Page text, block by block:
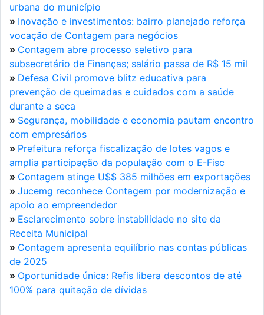
urbana do município
» Inovação e investimentos: bairro planejado reforça
vocação de Contagem para negócios
» Contagem abre processo seletivo para
subsecretário de Finanças; salário passa de R$ 15 mil
» Defesa Civil promove blitz educativa para
prevenção de queimadas e cuidados com a saúde
durante a seca
» Segurança, mobilidade e economia pautam encontro
com empresários
» Prefeitura reforça fiscalização de lotes vagos e
amplia participação da população com o E-Fisc
» Contagem atinge U$$ 385 milhões em exportações
» Jucemg reconhece Contagem por modernização e
apoio ao empreendedor
» Esclarecimento sobre instabilidade no site da
Receita Municipal
» Contagem apresenta equilíbrio nas contas públicas
de 2025
» Oportunidade única: Refis libera descontos de até
100% para quitação de dívidas